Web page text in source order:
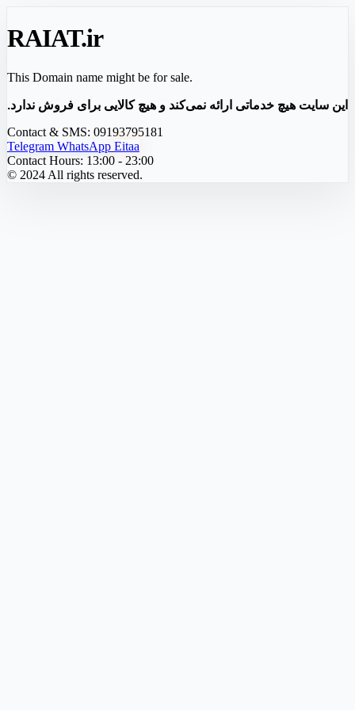
RAIAT.ir
This Domain name might be for sale.
این سایت هیچ خدماتی ارائه نمی‌کند و هیچ کالایی برای فروش ندارد.
Contact & SMS: 09193795181
Telegram WhatsApp Eitaa
Contact Hours: 13:00 - 23:00
© 2024 All rights reserved.